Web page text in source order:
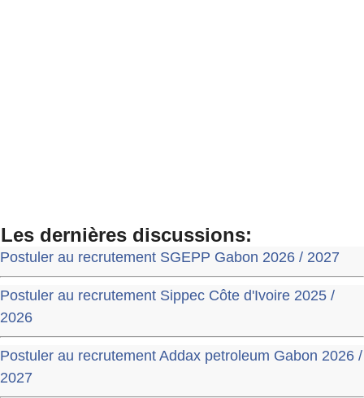
Les dernières discussions:
Postuler au recrutement SGEPP Gabon 2026 / 2027
Postuler au recrutement Sippec Côte d'Ivoire 2025 /
2026
Postuler au recrutement Addax petroleum Gabon 2026 /
2027